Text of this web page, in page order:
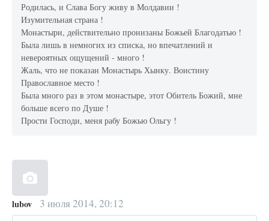
Родилась, и Слава Богу живу в Молдавии !
Изумительная страна !
Монастыри, действительно пронизаны Божьей Благодатью !
Была лишь в немногих из списка, но впечатлений и
невероятных ощущений - много !
Жаль, что не показан Монастырь Хынку. Воистину
Православное место !
Была много раз в этом монастыре, этот Обитель Божий, мне
больше всего по Душе !
Прости Господи, меня рабу Божью Ольгу !
lubov 3 июля 2014, 20:12